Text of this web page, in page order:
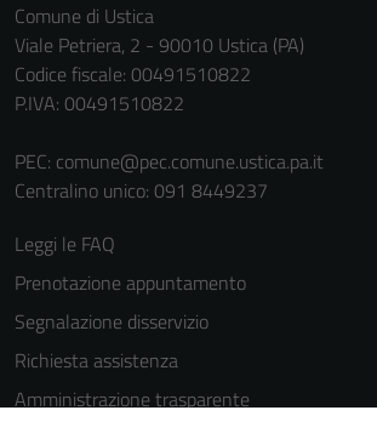
Comune di Ustica
Viale Petriera, 2 - 90010 Ustica (PA)
Codice fiscale: 00491510822
P.IVA: 00491510822
PEC: comune@pec.comune.ustica.pa.it
Centralino unico: 091 8449237
Leggi le FAQ
Prenotazione appuntamento
Segnalazione disservizio
Richiesta assistenza
Amministrazione trasparente